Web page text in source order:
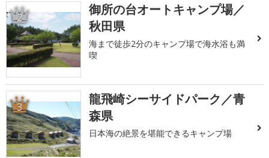
2
御所の台オートキャンプ場／
秋田県
海まで徒歩2分のキャンプ場で海水浴も満
喫
3
龍飛崎シーサイドパーク／青
森県
日本海の絶景を堪能できるキャンプ場